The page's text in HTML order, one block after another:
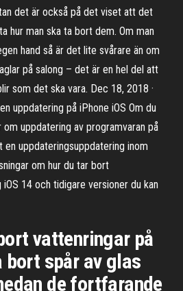
det är också på det viset att det
hur man ska ta bort dem. Om man
hand så är det lite svårare än om
på salong – det är en hel del att
som det ska vara. Dec 18, 2018 ·
uppdatering på iPhone iOS Om du
uppdatering av programvaran på
en uppdateringsuppdatering inom
om hur du tar bort
14 och tidigare versioner du kan
vattenringar på
bort spår av glas
de fortfarande